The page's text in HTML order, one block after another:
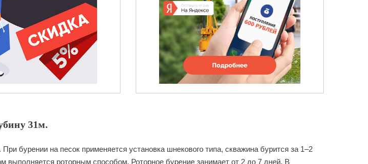
31м.
бурении на песок применяется установка шнекового типа, скважина бурится за 1–2
выполняется роторным способом. Роторное бурение занимает от 2 до 7 дней. В